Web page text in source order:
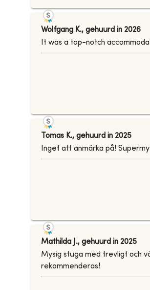
Wolfgang K., gehuurd in 2026
It was a top-notch
Tomas K., gehuurd in 2025
Inget att anmärka på!
Mathilda J., gehuurd in 2025
Mysig stuga med trevligt och
rekommenderas!